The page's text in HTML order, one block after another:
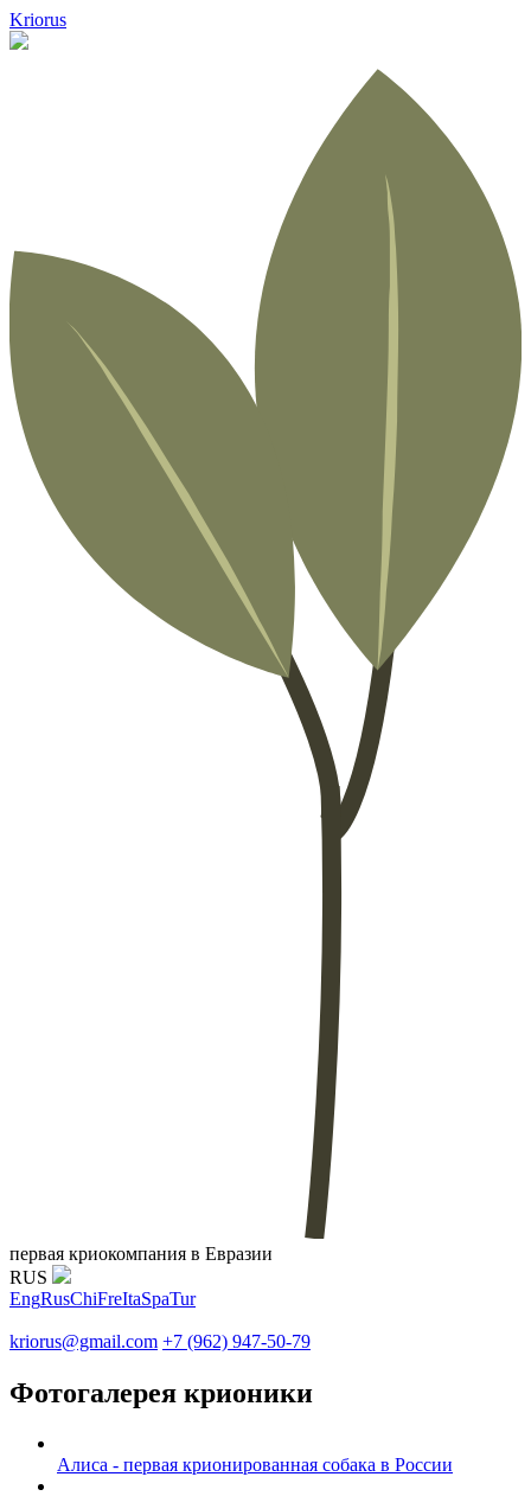
Kriorus
первая криокомпания в Евразии
RUS
EngRusChiFreItaSpaTur
kriorus@gmail.com +7 (962) 947-50-79
Фотогалерея крионики
Алиса - первая крионированная собака в России